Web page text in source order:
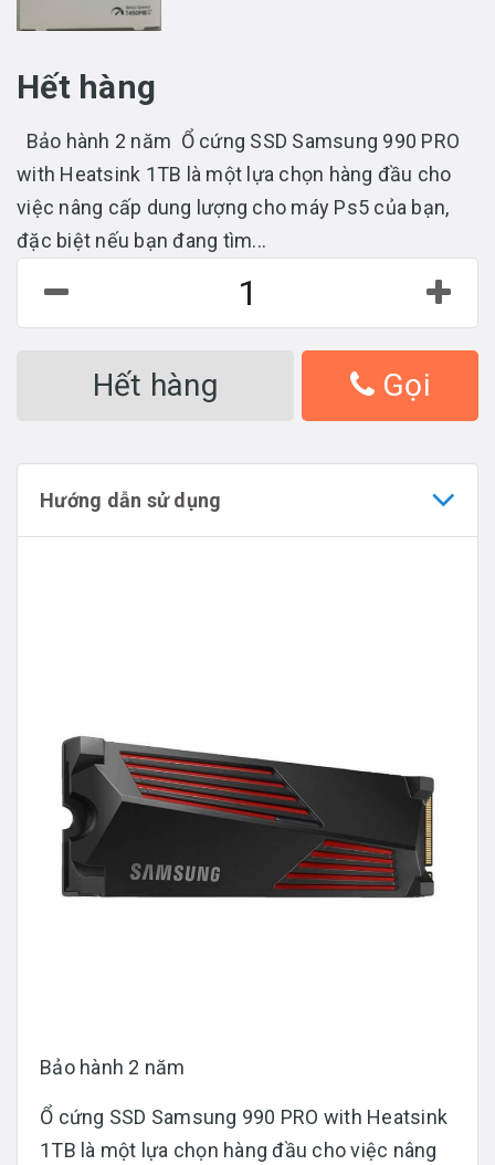
Hết hàng
Bảo hành 2 năm Ổ cứng SSD Samsung 990 PRO
with Heatsink 1TB là một lựa chọn hàng đầu cho
việc nâng cấp dung lượng cho máy Ps5 của bạn,
đặc biệt nếu bạn đang tìm...
Hết hàng Gọi
Hướng dẫn sử dụng
Bảo hành 2 năm
Ổ cứng SSD Samsung 990 PRO with Heatsink
1TB là một lựa chọn hàng đầu cho việc nâng